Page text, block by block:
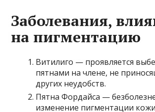
Заболевания,
на пигментацию
Витилиго — проявляется
пятнами на члене, не
других неудобств.
Пятна Фордайса —
изменение пигментации